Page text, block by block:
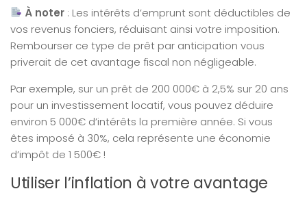
À noter : Les intérêts d’emprunt sont déductibles de
vos revenus fonciers, réduisant ainsi votre imposition.
Rembourser ce type de prêt par anticipation vous
priverait de cet avantage fiscal non négligeable.
Par exemple, sur un prêt de 200 000€ à 2,5% sur 20 ans
pour un investissement locatif, vous pouvez déduire
environ 5 000€ d’intérêts la première année. Si vous
êtes imposé à 30%, cela représente une économie
d’impôt de 1 500€ !
Utiliser l’inflation à votre avantage